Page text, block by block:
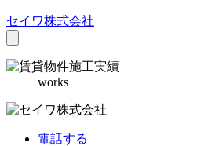
セイワ株式会社
toggle
navigation
works
電話する